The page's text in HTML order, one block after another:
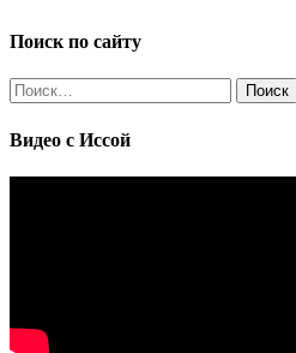
Поиск по сайту
Найти:
Видео с Иссой